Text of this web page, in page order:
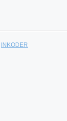
INKODER